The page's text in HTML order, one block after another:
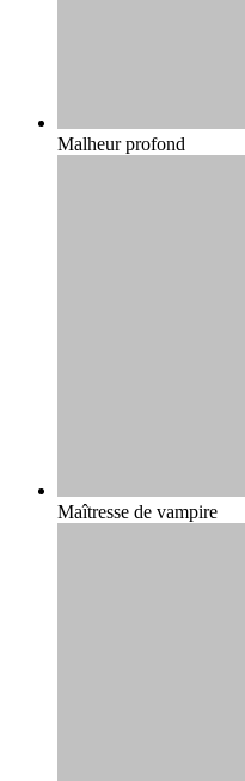
Malheur profond
Maîtresse de vampire